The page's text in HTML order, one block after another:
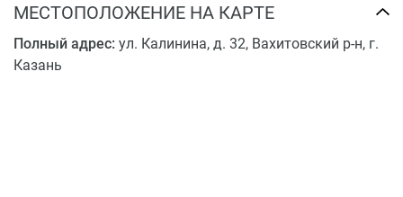
МЕСТОПОЛОЖЕНИЕ НА КАРТЕ
Полный адрес: ул. Калинина, д. 32, Вахитовский р-н, г.
Казань